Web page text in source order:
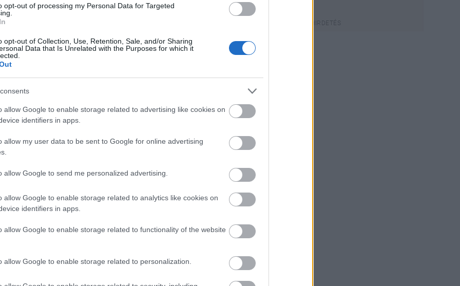
opt-out of processing my Personal Data for Targeted
opt-out of Collection, Use, Retention, Sale, and/or Sharing
Data that Is Unrelated with the Purposes for which it
allow Google to enable storage related to advertising like cookies on
identifiers in apps.
allow my user data to be sent to Google for online advertising
allow Google to send me personalized advertising.
allow Google to enable storage related to analytics like cookies on
identifiers in apps.
allow Google to enable storage related to functionality of the website
allow Google to enable storage related to personalization.
utalnak, és nem
például néhány hete még végig
hogy ezeket a problémákat
jelentheti azt, hogy valami nem